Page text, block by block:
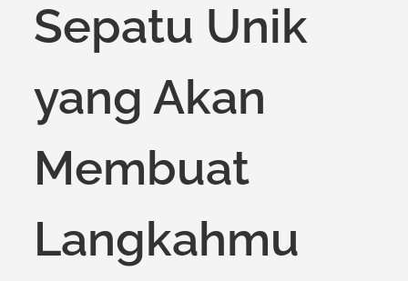
Sepatu Unik
yang Akan
Membuat
Langkahmu